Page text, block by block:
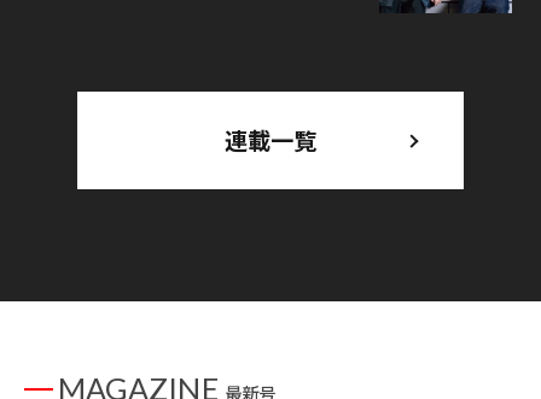
連載一覧
MAGAZINE 最新号